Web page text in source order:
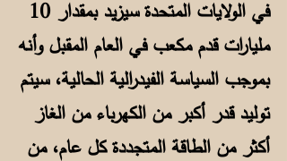
في الولايات المتحدة سيزيد بمقدار 10
مليارات قدم مكعب في العام المقبل وأنه
بموجب السياسة الفيدرالية الحالية، سيتم
توليد قدر أكبر من الكهرباء من الغاز
أكثر من الطاقة المتجددة كل عام، من